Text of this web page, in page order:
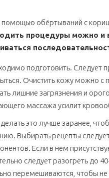
помощью обёртываний с
процедуры можно и
подготовить. Следует
Очистить кожу можно
лишние загрязнения и
массажа усилит
это лучше заранее,
Выбирать рецепты
Если в нём
следует разогреть до
перемешиваются, чтобы